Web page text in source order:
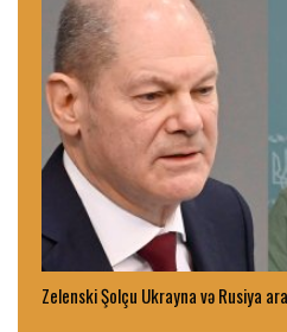
Zelenski Şolçu Ukrayna və Rusiya